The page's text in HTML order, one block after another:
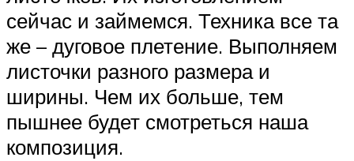
сейчас и займемся. Техника все та
же – дуговое плетение. Выполняем
листочки разного размера и
ширины. Чем их больше, тем
пышнее будет смотреться наша
композиция.